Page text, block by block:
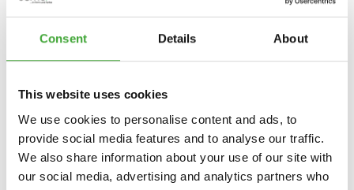
Consent Details About
This website uses cookies
We use cookies to personalise content and ads, to
provide social media features and to analyse our traffic.
We also share information about your use of our site with
our social media, advertising and analytics partners who
PARA OBTER INFORMAÇÕES ESPECÍFICAS
REVENDEDOR ESPECIALIZADO LOCAL: